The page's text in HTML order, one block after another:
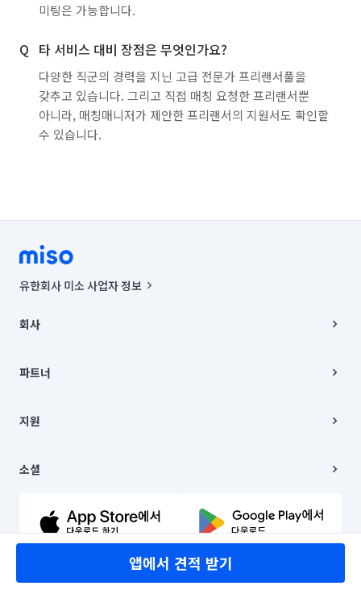
미팅은 가능합니다.
타 서비스 대비 장점은 무엇인가요?
다양한 직군의 경력을 지닌 고급 전문가 프리랜서풀을
갖추고 있습니다. 그리고 직접 매칭 요청한 프리랜서뿐
아니라, 매칭매니저가 제안한 프리랜서의 지원서도 확인할
수 있습니다.
앱에서 견적 받기
유한회사 미소 사업자 정보
00019 |
주소 | 본사: 서울특별시 종로구 율곡로 6(중학동, 트윈트리빌딩) B동 5층
컨택센터 : 서울특별시 종로구 수송동 율곡로 24, 7층, 8층 미소
상품, 상품정보, 거래에 관한 의무와 책임은 거래당사자에게 있습니다.
언론 보도 관련 문의:
© 유한회사 미소. Miso, Inc. All Rights Reserved.
회사
채용
파트너
이사
지원
이용약관
문의하기
소셜
유튜브